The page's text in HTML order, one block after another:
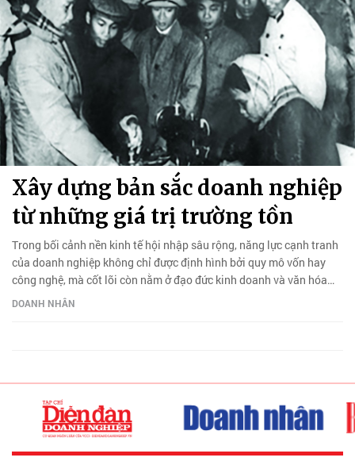
Xây dựng bản sắc doanh nghiệp
từ những giá trị trường tồn
Trong bối cảnh nền kinh tế hội nhập sâu rộng, năng lực cạnh tranh
của doanh nghiệp không chỉ được định hình bởi quy mô vốn hay
công nghệ, mà cốt lõi còn nằm ở đạo đức kinh doanh và văn hóa
quản trị.
DOANH NHÂN